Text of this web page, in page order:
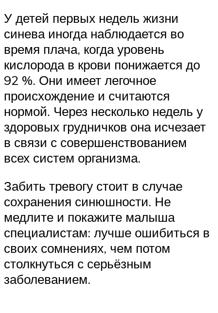
У детей первых недель жизни
синева иногда наблюдается во
время плача, когда уровень
кислорода в крови понижается до
92 %. Они имеет легочное
происхождение и считаются
нормой. Через несколько недель у
здоровых грудничков она исчезает
в связи с совершенствованием
всех систем организма.
Забить тревогу стоит в случае
сохранения синюшности. Не
медлите и покажите малыша
специалистам: лучше ошибиться в
своих сомнениях, чем потом
столкнуться с серьёзным
заболеванием.